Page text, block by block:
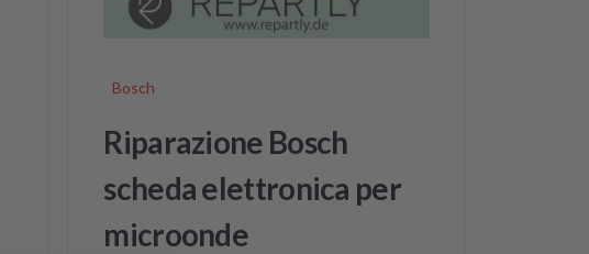
Bosch
Riparazione Bosch
scheda elettronica per
microonde